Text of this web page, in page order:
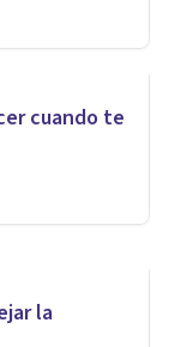
cuando te
la